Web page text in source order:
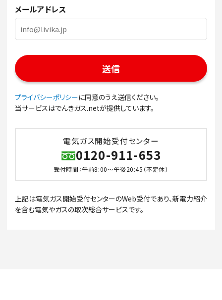
メールアドレス
プライバシーポリシーに同意のうえ送信ください。
当サービスはでんきガス.netが提供しています。
電気ガス開始受付センター
0120-911-653
受付時間：午前8:00～午後20:45（不定休）
上記は電気ガス開始受付センターのWeb受付であり、新電力紹介
を含む電気やガスの取次総合サービスです。